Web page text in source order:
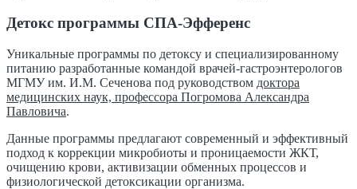
Детокс программы СПА-Эфференс
Уникальные программы по детоксу и специализированному
питанию разработанные командой врачей-гастроэнтерологов
МГМУ им. И.М. Сеченова под руководством доктора
медицинских наук, профессора Погромова Александра
Павловича.
Данные программы предлагают современный и эффективный
подход к коррекции микробиоты и проницаемости ЖКТ,
очищению крови, активизации обменных процессов и
физиологической детоксикации организма.